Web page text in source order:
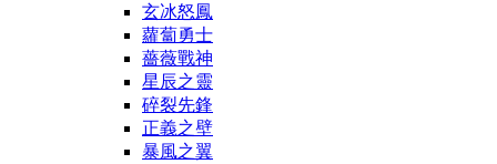
玄冰怒鳳
蘿蔔勇士
薔薇戰神
星辰之靈
碎裂先鋒
正義之壁
暴風之翼